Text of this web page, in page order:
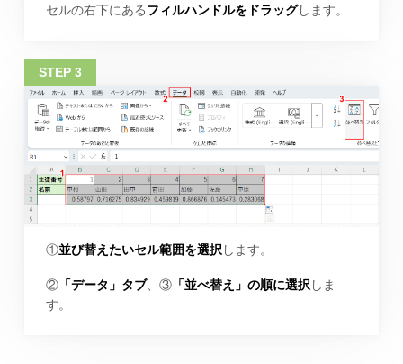
セルの右下にあるフィルハンドルをドラッグします。
①並び替えたいセル範囲を選択 します。
②「データ」タブ、③「並べ替え」の順に選択 しま
す。